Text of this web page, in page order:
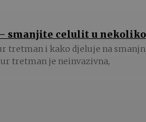
smanjite celulit u nekoliko
tretman i kako djeluje na
tretman je neinvazivna,